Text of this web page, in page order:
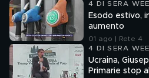
4 DI SERA
Esodo estivo,
aumento
01 ago | Rete 4
4 DI SERA
Ucraina,
Primarie stop